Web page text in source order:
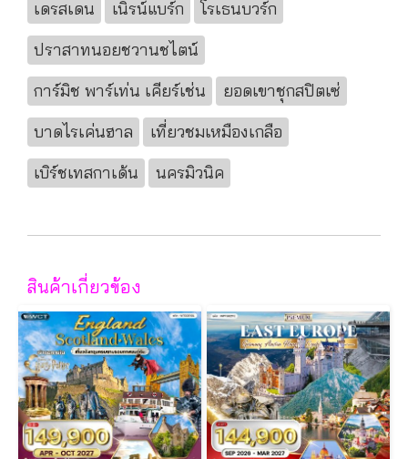
เดรสเดน
เนิรน์แบร์ก
โรเธนบวร์ก
ปราสาทนอยชวานชไตน์
การ์มิช พาร์เท่น เคียร์เช่น
ยอดเขาชุกสปิตเซ่
บาดไรเค่นฮาล
เที่ยวชมเหมืองเกลือ
เบิร์ชเทสกาเด้น
นครมิวนิค
สินค้าเกี่ยวข้อง